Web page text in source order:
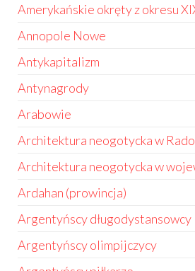
Amerykańskie okręty z okresu
Annopole Nowe
Antykapitalizm
Antynagrody
Arabowie
Architektura neogotycka w
Architektura neogotycka w
Ardahan (prowincja)
Argentyńscy długodystansowcy
Argentyńscy olimpijczycy